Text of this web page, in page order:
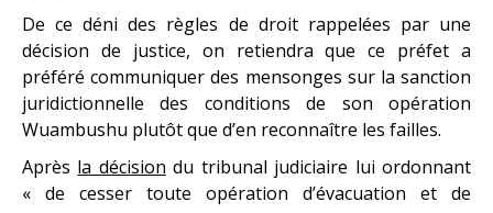
De ce déni des règles de droit rappelées par une
décision de justice, on retiendra que ce préfet a
préféré communiquer des mensonges sur la sanction
juridictionnelle des conditions de son opération
Wuambushu plutôt que d’en reconnaître les failles.
Après la décision du tribunal judiciaire lui ordonnant
« de cesser toute opération d’évacuation et de